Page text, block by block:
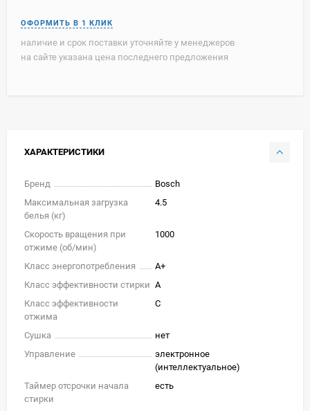
наличие и срок поставки уточняйте у менеджеров
на сайте указана цена последнего предложения
ХАРАКТЕРИСТИКИ
Бренд
Bosch
Максимальная загрузка
белья (кг)
4.5
Скорость вращения при
отжиме (об/мин)
1000
Класс энергопотребления
A+
Класс эффективности стирки A
Класс эффективности
отжима
C
Сушка
нет
Управление
электронное
(интеллектуальное)
Таймер отсрочки начала
стирки
есть